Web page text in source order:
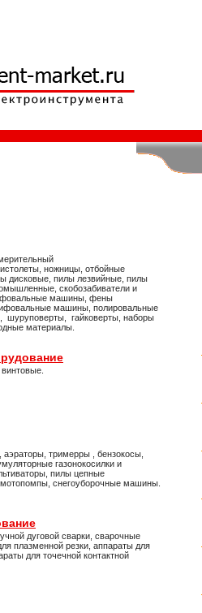
ножницы, отбойные
дисковые, пилы лезвийные, пилы
скобозабиватели и
машины, фены
машины, полировальные
гайковерты, наборы
материалы.
аэраторы, тримерры , бензокосы,
газонокосилки и
пилы цепные
снегоуборочные машины.
дуговой сварки, сварочные
плазменной резки, аппараты для
для точечной контактной